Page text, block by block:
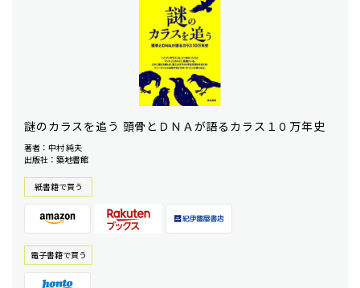
謎のカラスを追う 頭骨とＤＮＡが語るカラス１０万年史
著者：中村 純夫
出版社：築地書館
紙書籍で買う
電⼦書籍で買う